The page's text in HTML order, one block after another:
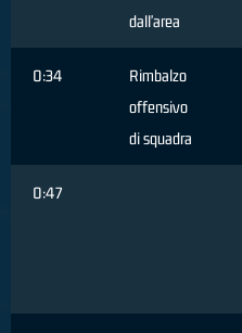
dall'area
0:34
Rimbalzo
offensivo
di squadra
0:47